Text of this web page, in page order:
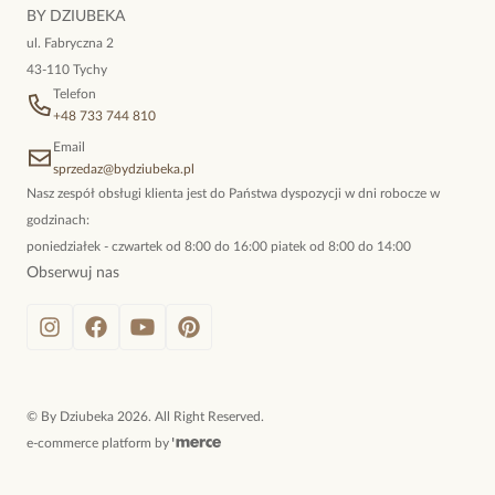
BY DZIUBEKA
ul. Fabryczna 2
43-110 Tychy
Telefon
+48 733 744 810
Email
sprzedaz@bydziubeka.pl
Nasz zespół obsługi klienta jest do Państwa dyspozycji w dni robocze w
godzinach:
poniedziałek - czwartek od 8:00 do 16:00 piatek od 8:00 do 14:00
Obserwuj nas
© By Dziubeka 2026. All Right Reserved.
e-commerce platform by